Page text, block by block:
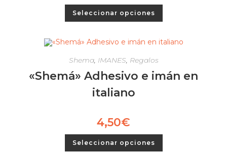
Seleccionar opciones
Shema, IMANES, Regalos
«Shemá» Adhesivo e imán en
italiano
4,50€
Seleccionar opciones